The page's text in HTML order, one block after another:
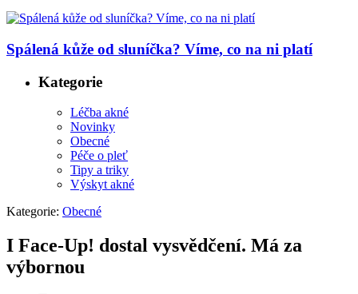
Spálená kůže od sluníčka? Víme, co na ni platí
Kategorie
Léčba akné
Novinky
Obecné
Péče o pleť
Tipy a triky
Výskyt akné
Kategorie: Obecné
I Face-Up! dostal vysvědčení. Má za
výbornou